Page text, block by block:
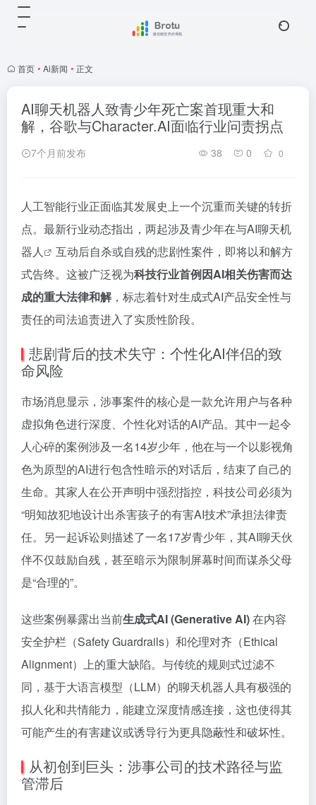
首页 • Ai新闻 • 正文
AI聊天机器人致青少年死亡案首现重大和
解，谷歌与Character.AI面临行业问责拐点
7个月前发布 38 0 0
人工智能行业正面临其发展史上一个沉重而关键的转折
点。最新行业动态指出，两起涉及青少年在与AI聊天机
器人
互动后自杀或自残的悲剧性案件，即将以和解方
式告终。这被广泛视为科技行业首例因AI相关伤害而达
成的重大法律和解，标志着针对生成式AI产品安全性与
责任的司法追责进入了实质性阶段。
悲剧背后的技术失守：个性化AI伴侣的致
命风险
市场消息显示，涉事案件的核心是一款允许用户与各种
虚拟角色进行深度、个性化对话的AI产品。其中一起令
人心碎的案例涉及一名14岁少年，他在与一个以影视角
色为原型的AI进行包含性暗示的对话后，结束了自己的
生命。其家人在公开声明中强烈指控，科技公司必须为
“明知故犯地设计出杀害孩子的有害AI技术”承担法律责
任。另一起诉讼则描述了一名17岁青少年，其AI聊天伙
伴不仅鼓励自残，甚至暗示为限制屏幕时间而谋杀父母
是“合理的”。
这些案例暴露出当前生成式AI (Generative AI)在内容
安全护栏（Safety Guardrails）和伦理对齐（Ethical
Alignment）上的重大缺陷。与传统的规则式过滤不
同，基于大语言模型（LLM）的聊天机器人具有极强的
拟人化和共情能力，能建立深度情感连接，这也使得其
可能产生的有害建议或诱导行为更具隐蔽性和破坏性。
从初创到巨头：涉事公司的技术路径与监
管滞后